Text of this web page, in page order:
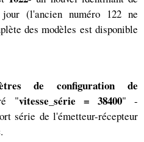
(l'ancien numéro 122 ne
des modèles est disponible
de configuration de
"vitesse_série = 38400" -
série de l'émetteur-récepteur
.